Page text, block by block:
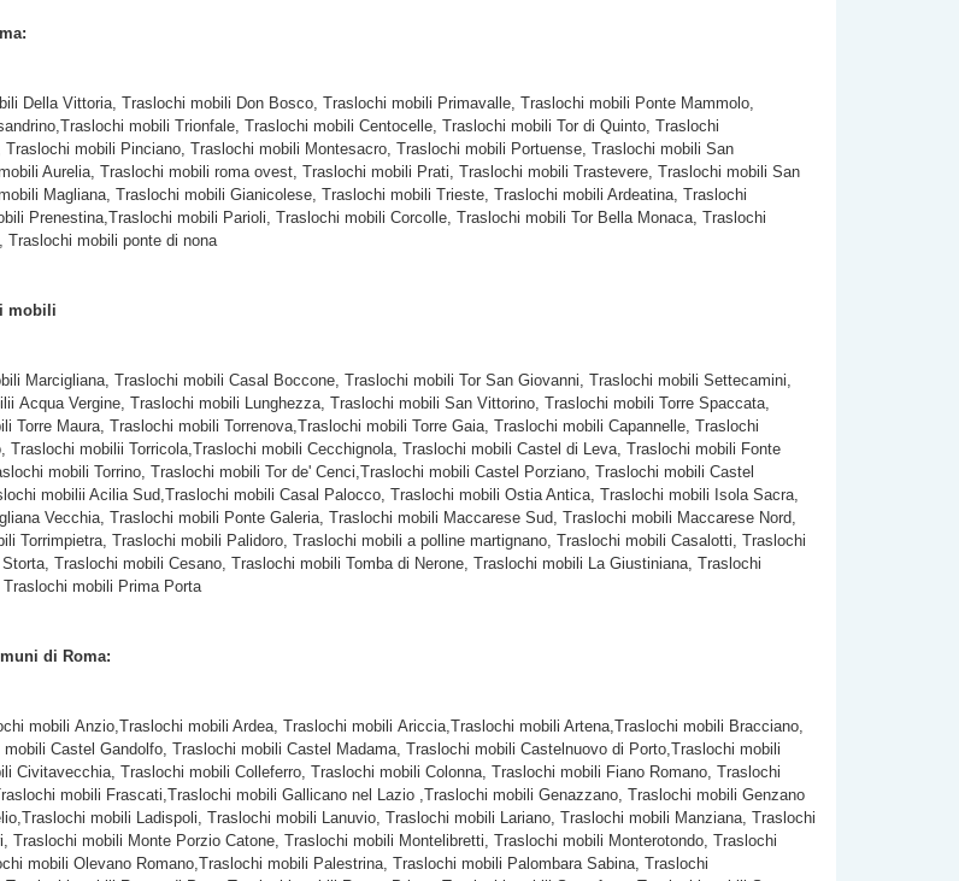
Della Vittoria, Traslochi mobili Don Bosco, Traslochi mobili Primavalle, Traslochi mobili Ponte Mammolo,
mobili Trionfale, Traslochi mobili Centocelle, Traslochi mobili Tor di Quinto, Traslochi
mobili Pinciano, Traslochi mobili Montesacro, Traslochi mobili Portuense, Traslochi mobili San
Aurelia, Traslochi mobili roma ovest, Traslochi mobili Prati, Traslochi mobili Trastevere, Traslochi mobili San
Magliana, Traslochi mobili Gianicolese, Traslochi mobili Trieste, Traslochi mobili Ardeatina, Traslochi
Prenestina,Traslochi mobili Parioli, Traslochi mobili Corcolle, Traslochi mobili Tor Bella Monaca, Traslochi
mobili ponte di nona
mobili
Marcigliana, Traslochi mobili Casal Boccone, Traslochi mobili Tor San Giovanni, Traslochi mobili Settecamini,
Acqua Vergine, Traslochi mobili Lunghezza, Traslochi mobili San Vittorino, Traslochi mobili Torre Spaccata,
Torre Maura, Traslochi mobili Torrenova,Traslochi mobili Torre Gaia, Traslochi mobili Capannelle, Traslochi
mobilii Torricola,Traslochi mobili Cecchignola, Traslochi mobili Castel di Leva, Traslochi mobili Fonte
mobili Torrino, Traslochi mobili Tor de' Cenci,Traslochi mobili Castel Porziano, Traslochi mobili Castel
mobilii Acilia Sud,Traslochi mobili Casal Palocco, Traslochi mobili Ostia Antica, Traslochi mobili Isola Sacra,
Vecchia, Traslochi mobili Ponte Galeria, Traslochi mobili Maccarese Sud, Traslochi mobili Maccarese Nord,
Torrimpietra, Traslochi mobili Palidoro, Traslochi mobili a polline martignano, Traslochi mobili Casalotti, Traslochi
Traslochi mobili Cesano, Traslochi mobili Tomba di Nerone, Traslochi mobili La Giustiniana, Traslochi
mobili Prima Porta
di Roma:
mobili Anzio,Traslochi mobili Ardea, Traslochi mobili Ariccia,Traslochi mobili Artena,Traslochi mobili Bracciano,
Castel Gandolfo, Traslochi mobili Castel Madama, Traslochi mobili Castelnuovo di Porto,Traslochi mobili
Civitavecchia, Traslochi mobili Colleferro, Traslochi mobili Colonna, Traslochi mobili Fiano Romano, Traslochi
mobili Frascati,Traslochi mobili Gallicano nel Lazio ,Traslochi mobili Genazzano, Traslochi mobili Genzano
mobili Ladispoli, Traslochi mobili Lanuvio, Traslochi mobili Lariano, Traslochi mobili Manziana, Traslochi
mobili Monte Porzio Catone, Traslochi mobili Montelibretti, Traslochi mobili Monterotondo, Traslochi
mobili Olevano Romano,Traslochi mobili Palestrina, Traslochi mobili Palombara Sabina, Traslochi